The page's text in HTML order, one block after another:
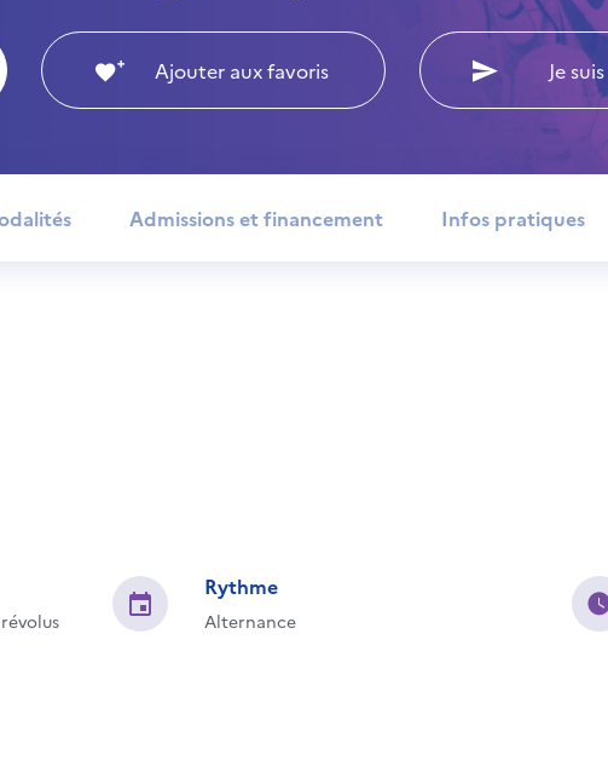
Ajouter aux favoris Je
Admissions et financement Infos pratiques
Rythme
Alternance